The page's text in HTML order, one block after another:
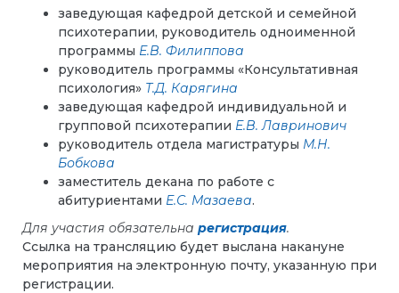
заведующая кафедрой детской и семейной
психотерапии, руководитель одноименной
программы Е.В. Филиппова
руководитель программы «Консультативная
психология» Т.Д. Карягина
заведующая кафедрой индивидуальной и
групповой психотерапии Е.В. Лавринович
руководитель отдела магистратуры М.Н.
Бобкова
заместитель декана по работе с
абитуриентами Е.С. Мазаева.
Для участия обязательна регистрация.
Ссылка на трансляцию будет выслана накануне
мероприятия на электронную почту, указанную при
регистрации.